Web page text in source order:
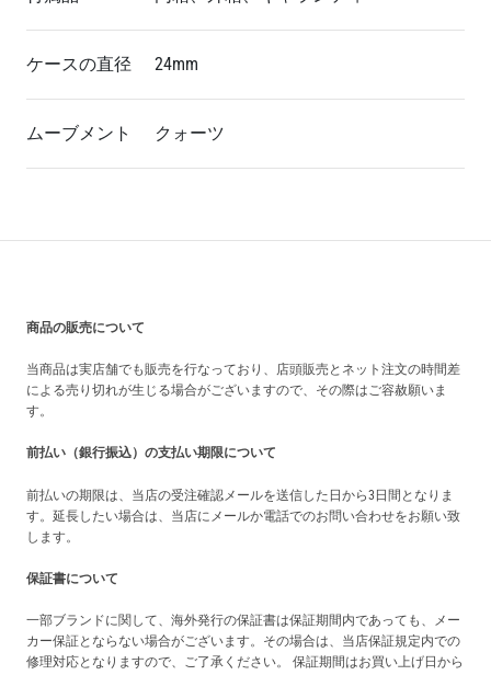
ケースの直径 24mm
ムーブメント クォーツ
商品の販売について
当商品は実店舗でも販売を行なっており、店頭販売とネット注文の時間差
による売り切れが生じる場合がございますので、その際はご容赦願いま
す。
前払い（銀行振込）の支払い期限について
前払いの期限は、当店の受注確認メールを送信した日から3日間となりま
す。延長したい場合は、当店にメールか電話でのお問い合わせをお願い致
します。
保証書について
一部ブランドに関して、海外発行の保証書は保証期間内であっても、メー
カー保証とならない場合がございます。その場合は、当店保証規定内での
修理対応となりますので、ご了承ください。 保証期間はお買い上げ日から